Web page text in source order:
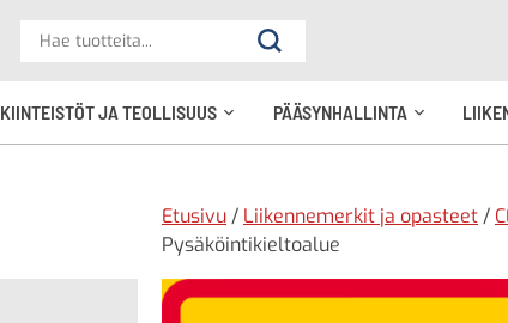
Hae
Hae
KIINTEISTÖT JA TEOLLISUUS
PÄÄSYNHALLINTA
Etusivu / Liikennemerkit ja opasteet /
Pysäköintikieltoalue